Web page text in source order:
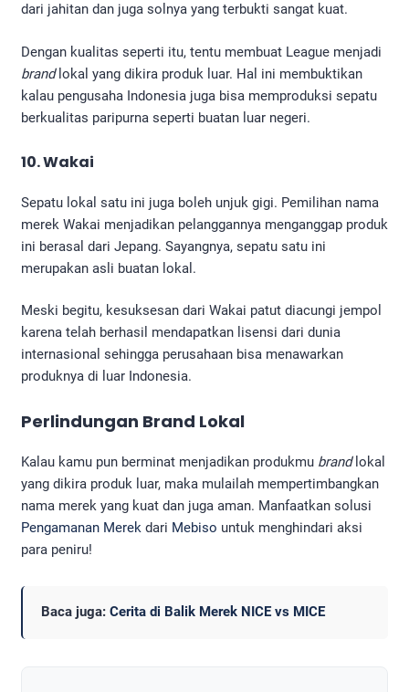
dari jahitan dan juga solnya yang terbukti sangat kuat.
Dengan kualitas seperti itu, tentu membuat League menjadi
brand lokal yang dikira produk luar. Hal ini membuktikan
kalau pengusaha Indonesia juga bisa memproduksi sepatu
berkualitas paripurna seperti buatan luar negeri.
10. Wakai
Sepatu lokal satu ini juga boleh unjuk gigi. Pemilihan nama
merek Wakai menjadikan pelanggannya menganggap produk
ini berasal dari Jepang. Sayangnya, sepatu satu ini
merupakan asli buatan lokal.
Meski begitu, kesuksesan dari Wakai patut diacungi jempol
karena telah berhasil mendapatkan lisensi dari dunia
internasional sehingga perusahaan bisa menawarkan
produknya di luar Indonesia.
Perlindungan Brand Lokal
Kalau kamu pun berminat menjadikan produkmu brand lokal
yang dikira produk luar, maka mulailah mempertimbangkan
nama merek yang kuat dan juga aman. Manfaatkan solusi
Pengamanan Merek dari Mebiso untuk menghindari aksi
para peniru!
Baca juga: Cerita di Balik Merek NICE vs MICE